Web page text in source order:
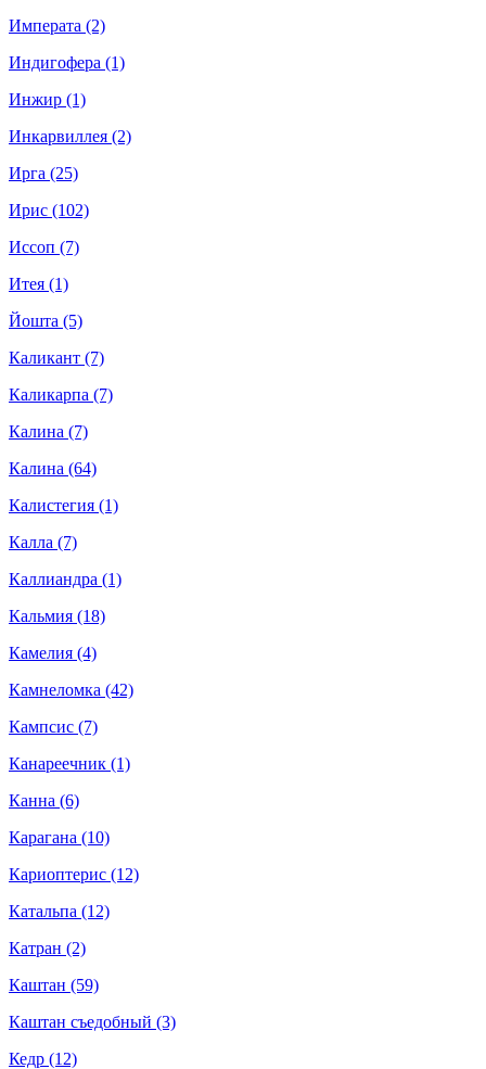
Императа (2)
Индигофера (1)
Инжир (1)
Инкарвиллея (2)
Ирга (25)
Ирис (102)
Иссоп (7)
Итея (1)
Йошта (5)
Каликант (7)
Каликарпа (7)
Калина (7)
Калина (64)
Калистегия (1)
Калла (7)
Каллиандра (1)
Кальмия (18)
Камелия (4)
Камнеломка (42)
Кампсис (7)
Канареечник (1)
Канна (6)
Карагана (10)
Кариоптерис (12)
Катальпа (12)
Катран (2)
Каштан (59)
Каштан съедобный (3)
Кедр (12)